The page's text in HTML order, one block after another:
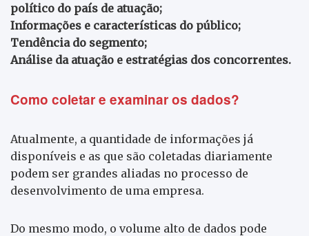
político do país de atuação;
Informações e características do público;
Tendência do segmento;
Análise da atuação e estratégias dos concorrentes.
Como coletar e examinar os dados?
Atualmente, a quantidade de informações já
disponíveis e as que são coletadas diariamente
podem ser grandes aliadas no processo de
desenvolvimento de uma empresa.
Do mesmo modo, o volume alto de dados pode